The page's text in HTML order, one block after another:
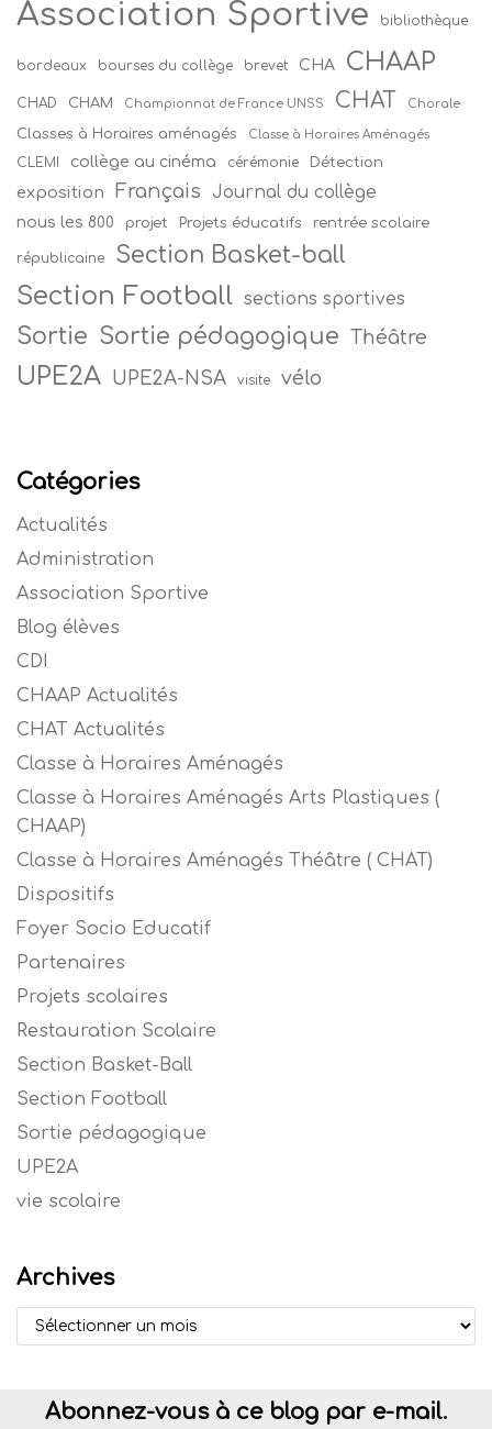
Association Sportive bibliothèque
bordeaux bourses du collège brevet CHA CHAAP
CHAD CHAM Championnat de France UNSS CHAT Chorale
Classes à Horaires aménagés Classe à Horaires Aménagés
CLEMI collège au cinéma cérémonie Détection
exposition Français Journal du collège
nous les 800 projet Projets éducatifs rentrée scolaire
républicaine Section Basket-ball
Section Football sections sportives
Sortie Sortie pédagogique Théâtre
UPE2A UPE2A-NSA visite vélo
Catégories
Actualités
Administration
Association Sportive
Blog élèves
CDI
CHAAP Actualités
CHAT Actualités
Classe à Horaires Aménagés
Classe à Horaires Aménagés Arts Plastiques (
CHAAP)
Classe à Horaires Aménagés Théâtre ( CHAT)
Dispositifs
Foyer Socio Educatif
Partenaires
Projets scolaires
Restauration Scolaire
Section Basket-Ball
Section Football
Sortie pédagogique
UPE2A
vie scolaire
Archives
Abonnez-vous à ce blog par e-mail.